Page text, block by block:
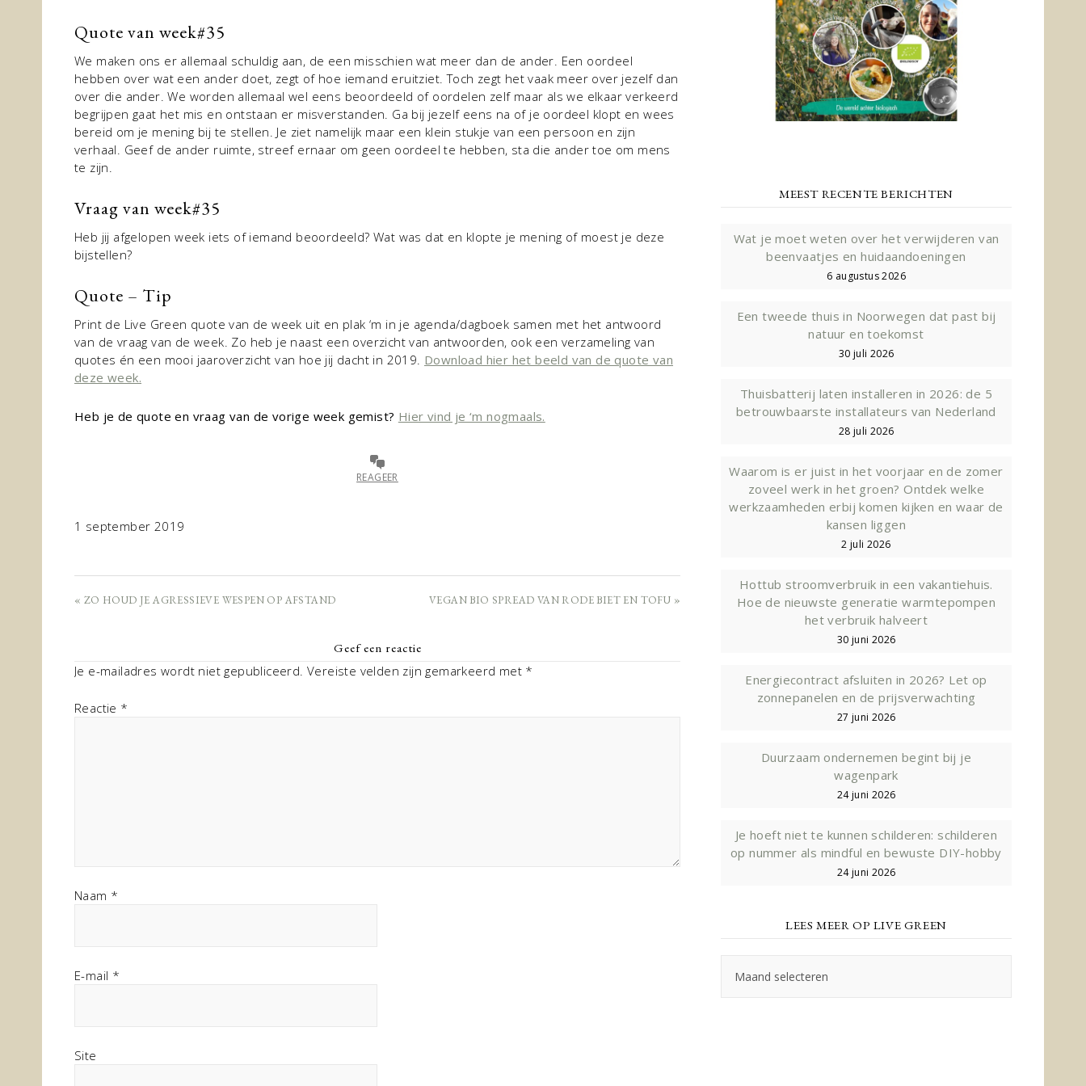
Quote van week#35
We maken ons er allemaal schuldig aan, de een misschien wat meer dan de ander. Een oordeel
hebben over wat een ander doet, zegt of hoe iemand eruitziet. Toch zegt het vaak meer over jezelf dan
over die ander. We worden allemaal wel eens beoordeeld of oordelen zelf maar als we elkaar verkeerd
begrijpen gaat het mis en ontstaan er misverstanden. Ga bij jezelf eens na of je oordeel klopt en wees
bereid om je mening bij te stellen. Je ziet namelijk maar een klein stukje van een persoon en zijn
verhaal. Geef de ander ruimte, streef ernaar om geen oordeel te hebben, sta die ander toe om mens
te zijn.
Vraag van week#35
Heb jij afgelopen week iets of iemand beoordeeld? Wat was dat en klopte je mening of moest je deze
bijstellen?
Quote – Tip
Print de Live Green quote van de week uit en plak ‘m in je agenda/dagboek samen met het antwoord
van de vraag van de week. Zo heb je naast een overzicht van antwoorden, ook een verzameling van
quotes én een mooi jaaroverzicht van hoe jij dacht in 2019. Download hier het beeld van de quote van
deze week.
Heb je de quote en vraag van de vorige week gemist? Hier vind je ‘m nogmaals.
REAGEER
1 september 2019
« ZO HOUD JE AGRESSIEVE WESPEN OP AFSTAND VEGAN BIO SPREAD VAN RODE BIET EN TOFU »
Geef een reactie
Je e-mailadres wordt niet gepubliceerd. Vereiste velden zijn gemarkeerd met *
Reactie *
Naam *
E-mail *
Site
MEEST RECENTE BERICHTEN
Wat je moet weten over het verwijderen van
beenvaatjes en huidaandoeningen
6 augustus 2026
Een tweede thuis in Noorwegen dat past bij
natuur en toekomst
30 juli 2026
Thuisbatterij laten installeren in 2026: de 5
betrouwbaarste installateurs van Nederland
28 juli 2026
Waarom is er juist in het voorjaar en de zomer
zoveel werk in het groen? Ontdek welke
werkzaamheden erbij komen kijken en waar de
kansen liggen
2 juli 2026
Hottub stroomverbruik in een vakantiehuis.
Hoe de nieuwste generatie warmtepompen
het verbruik halveert
30 juni 2026
Energiecontract afsluiten in 2026? Let op
zonnepanelen en de prijsverwachting
27 juni 2026
Duurzaam ondernemen begint bij je
wagenpark
24 juni 2026
Je hoeft niet te kunnen schilderen: schilderen
op nummer als mindful en bewuste DIY-hobby
24 juni 2026
LEES MEER OP LIVE GREEN
meer